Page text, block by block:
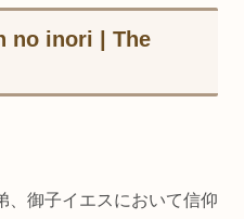
no inori | The
、御子イエスにおいて信仰